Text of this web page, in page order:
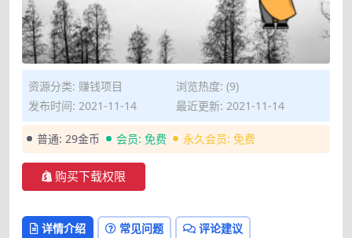
资源分类: 赚钱项目
浏览热度: (9)
发布时间: 2021-11-14
最近更新: 2021-11-14
普通: 29金币 会员: 免费 永久会员: 免费
购买下载权限
详情介绍 常见问题 评论建议